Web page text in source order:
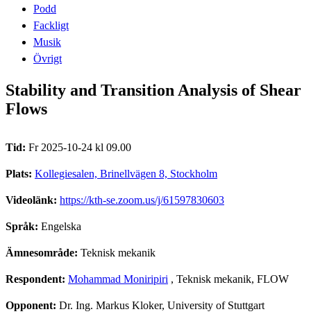
Podd
Fackligt
Musik
Övrigt
Stability and Transition Analysis of Shear
Flows
Tid: Fr 2025-10-24 kl 09.00
Plats: Kollegiesalen, Brinellvägen 8, Stockholm
Videolänk: https://kth-se.zoom.us/j/61597830603
Språk: Engelska
Ämnesområde: Teknisk mekanik
Respondent: Mohammad Moniripiri , Teknisk mekanik, FLOW
Opponent: Dr. Ing. Markus Kloker, University of Stuttgart